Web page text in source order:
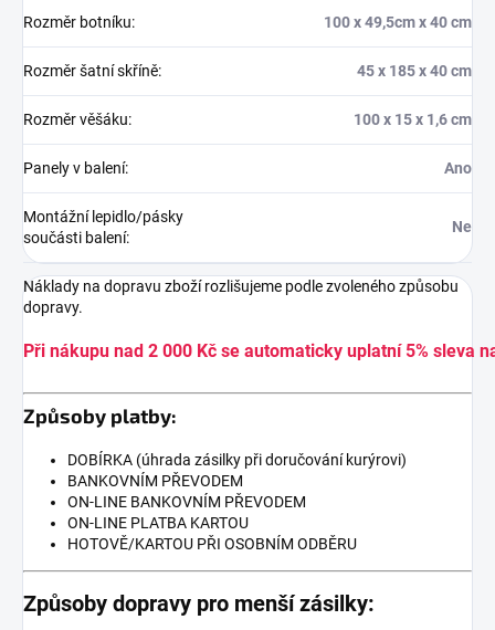
Rozměr botníku: 100 x 49,5cm x 40 cm
Rozměr šatní skříně: 45 x 185 x 40 cm
Rozměr věšáku: 100 x 15 x 1,6 cm
Panely v balení: Ano
Montážní lepidlo/pásky
součásti balení:
Ne
Náklady na dopravu zboží rozlišujeme podle zvoleného způsobu
dopravy.
Při nákupu nad 2 000 Kč se automaticky uplatní 5% sleva
Způsoby platby:
DOBÍRKA (úhrada zásilky při doručování kurýrovi)
BANKOVNÍM PŘEVODEM
ON-LINE BANKOVNÍM PŘEVODEM
ON-LINE PLATBA KARTOU
HOTOVĚ/KARTOU PŘI OSOBNÍM ODBĚRU
Způsoby dopravy pro menší zásilky: